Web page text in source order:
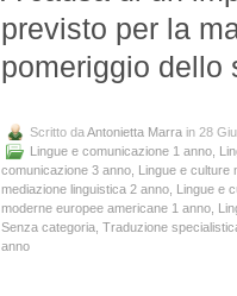
previsto per la
pomeriggio
Scritto daAntonietta Marra in 28
Lingue e comunicazione 1 anno
comunicazione 3 anno Lingue e culture
mediazione linguistica 2 anno Lingue e
moderne europee americane 1 anno
Senza categoria Traduzione
anno